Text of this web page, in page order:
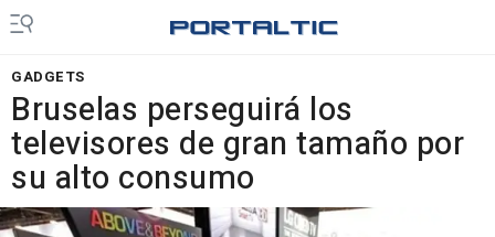
GADGETS
Bruselas perseguirá los
televisores de gran tamaño por
su alto consumo